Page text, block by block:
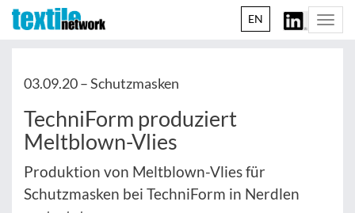
EN
03.09.20 –Schutzmasken
TechniForm produziert
Meltblown-Vlies
Produktion von Meltblown-Vlies für
Schutzmasken bei TechniForm in Nerdlen